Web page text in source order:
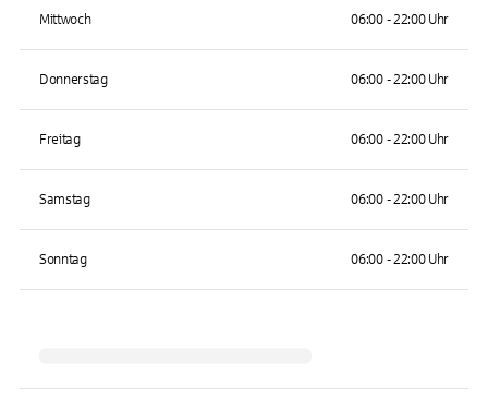
Mittwoch 06:00 - 22:00 Uhr
Donnerstag 06:00 - 22:00 Uhr
Freitag 06:00 - 22:00 Uhr
Samstag 06:00 - 22:00 Uhr
Sonntag 06:00 - 22:00 Uhr